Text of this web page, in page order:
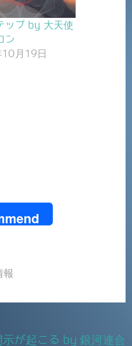
ップ by 大天使
ン
月19日
報
示が起こる by 銀河連合